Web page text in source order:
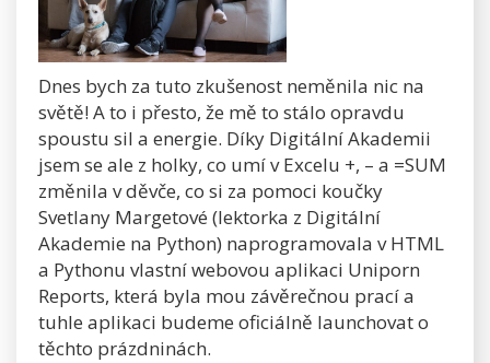
Dnes bych za tuto zkušenost neměnila nic na
světě! A to i přesto, že mě to stálo opravdu
spoustu sil a energie. Díky Digitální Akademii
jsem se ale z holky, co umí v Excelu +, – a =SUM
změnila v děvče, co si za pomoci koučky
Svetlany Margetové (lektorka z Digitální
Akademie na Python) naprogramovala v HTML
a Pythonu vlastní webovou aplikaci Uniporn
Reports, která byla mou závěrečnou prací a
tuhle aplikaci budeme oficiálně launchovat o
těchto prázdninách.